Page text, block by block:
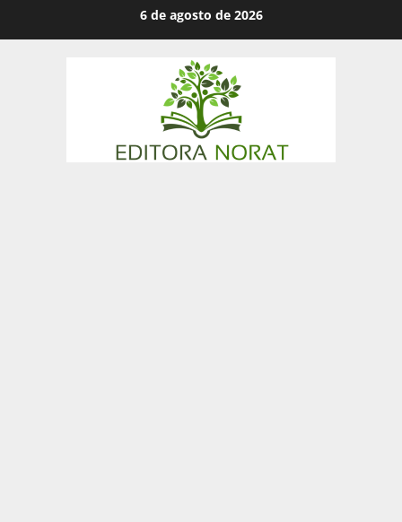
6 de agosto de 2026